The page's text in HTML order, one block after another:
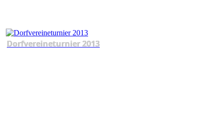
Dorfvereineturnier 2013